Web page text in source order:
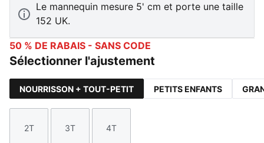
Le mannequin mesure 5' cm et porte une taille
152 UK.
50 % DE RABAIS - SANS CODE
Sélectionner l'ajustement
NOURRISSON + TOUT-PETIT PETITS ENFANTS
Taille
2T
Taille
3T
Taille
4T